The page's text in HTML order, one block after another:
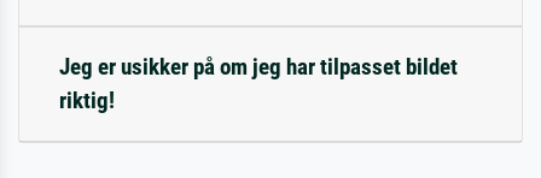
Jeg er usikker på om jeg har tilpasset bildet
riktig!